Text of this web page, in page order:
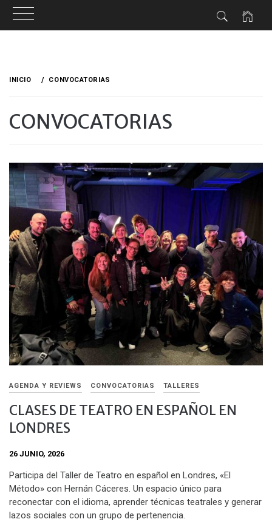
INICIO CONVOCATORIAS
CONVOCATORIAS
AGENDA Y REVIEWS CONVOCATORIAS TALLERES
CLASES DE TEATRO EN ESPAÑOL EN
LONDRES
26 JUNIO, 2026
Participa del Taller de Teatro en español en Londres, «El
Método» con Hernán Cáceres. Un espacio único para
reconectar con el idioma, aprender técnicas teatrales y generar
lazos sociales con un grupo de pertenencia.